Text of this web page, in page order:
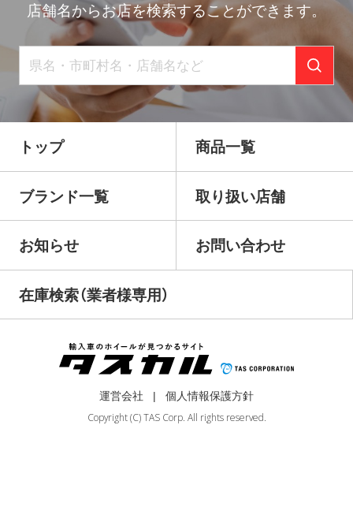
シ
ョ
ン
店舗名からお店を検索することができます。
トップ 商品一覧
ブランド一覧 取り扱い店舗
お知らせ お問い合わせ
在庫検索（業者様専用）
運営会社
個人情報保護方針
Copyright (C) TAS Corp. All rights reserved.